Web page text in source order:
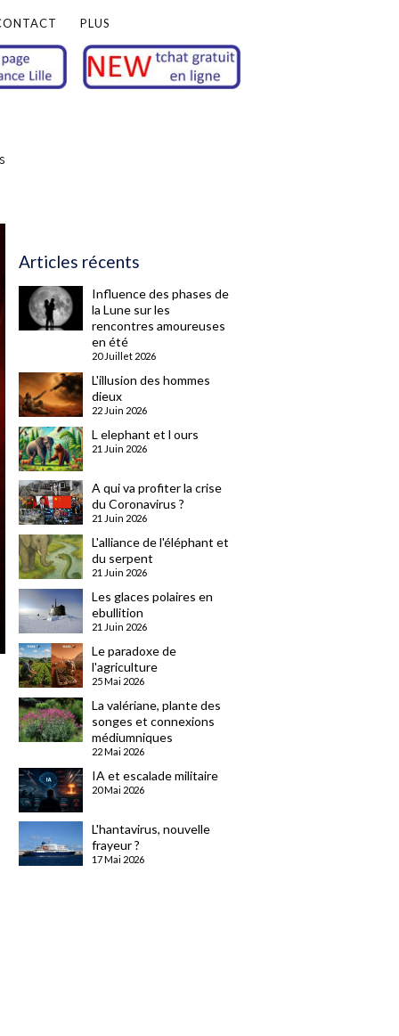
PLUS
Articles récents
Influence des phases de
la Lune sur les
rencontres amoureuses
en été
20 Juillet 2026
L'illusion des hommes
dieux
22 Juin 2026
L elephant et l ours
21 Juin 2026
A qui va profiter la crise
du Coronavirus ?
21 Juin 2026
L'alliance de l'éléphant et
du serpent
21 Juin 2026
Les glaces polaires en
ebullition
21 Juin 2026
Le paradoxe de
l'agriculture
25 Mai 2026
La valériane, plante des
songes et connexions
médiumniques
22 Mai 2026
IA et escalade militaire
20 Mai 2026
L'hantavirus, nouvelle
frayeur ?
17 Mai 2026